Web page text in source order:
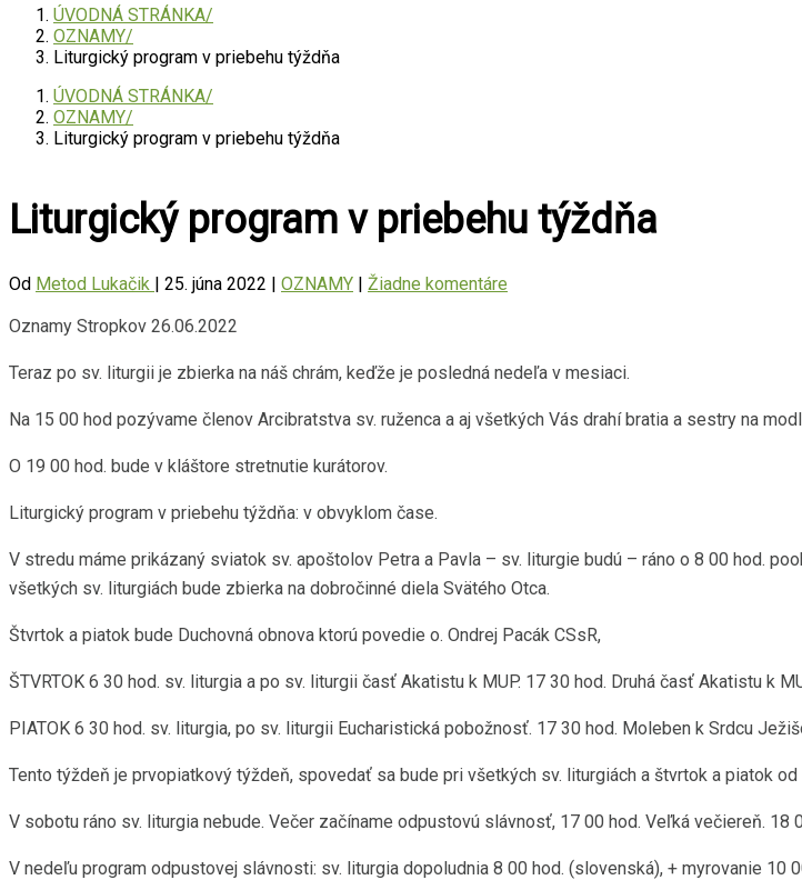
ÚVODNÁ STRÁNKA
OZNAMY
Liturgický program v priebehu týždňa
ÚVODNÁ STRÁNKA
OZNAMY
Liturgický program v priebehu týždňa
Liturgický program v priebehu týždňa
Od Metod Lukačik | 25. júna 2022 | OZNAMY | Žiadne komentáre
Oznamy Stropkov 26.06.2022
Teraz po sv. liturgii je zbierka na náš chrám, keďže je posledná nedeľa v mesiaci.
Na 15 00 hod pozývame členov Arcibratstva sv. ruženca a aj všetkých Vás drahí bratia a sestry na
O 19 00 hod. bude v kláštore stretnutie kurátorov.
Liturgický program v priebehu týždňa: v obvyklom čase.
V stredu máme prikázaný sviatok sv. apoštolov Petra a Pavla – sv. liturgie budú – ráno o 8 00 hod.
všetkých sv. liturgiách bude zbierka na dobročinné diela Svätého Otca.
Štvrtok a piatok bude Duchovná obnova ktorú povedie o. Ondrej Pacák CSsR,
ŠTVRTOK 6 30 hod. sv. liturgia a po sv. liturgii časť Akatistu k MUP. 17 30 hod. Druhá časť Akatistu k
PIATOK 6 30 hod. sv. liturgia, po sv. liturgii Eucharistická pobožnosť. 17 30 hod. Moleben k Srdcu
Tento týždeň je prvopiatkový týždeň, spovedať sa bude pri všetkých sv. liturgiách a štvrtok a piatok
V sobotu ráno sv. liturgia nebude. Večer začíname odpustovú slávnosť, 17 00 hod. Veľká večiereň.
V nedeľu program odpustovej slávnosti: sv. liturgia dopoludnia 8 00 hod. (slovenská), + myrovanie